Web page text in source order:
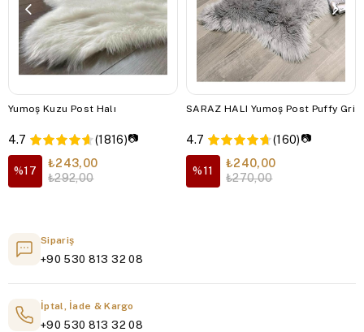
Yumoş Kuzu Post Halı
4.7 (1816)📷
%17
₺243,00
₺292,00
SARAZ HALI Yumoş Post Puffy Gri
4.7 (160) 📷
%11
₺240,00
₺270,00
Sipariş
+90 530 813 32 08
İptal, İade & Kargo
+90 530 813 32 08